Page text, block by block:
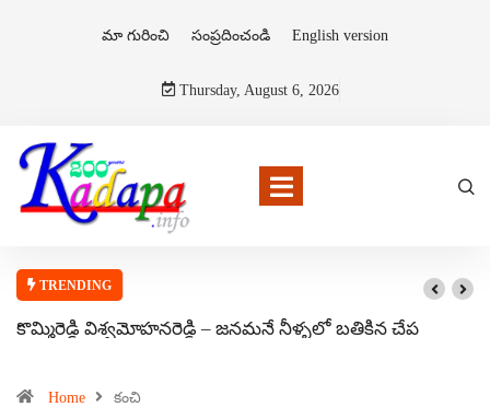
మా గురించి సంప్రదించండి English version
Thursday, August 6, 2026
TRENDING
కొమ్మిరెడ్డి విశ్వమోహనరెడ్డి – జనమనే నీళ్ళలో బతికిన చేప
Home కంచి